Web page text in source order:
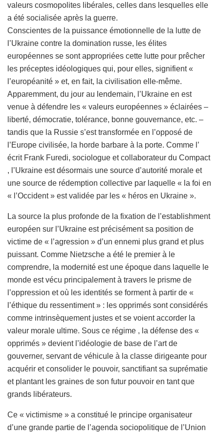
valeurs cosmopolites libérales, celles dans lesquelles elle
a été socialisée après la guerre.
Conscientes de la puissance émotionnelle de la lutte de
l’Ukraine contre la domination russe, les élites
européennes se sont appropriées cette lutte pour prêcher
les préceptes idéologiques qui, pour elles, signifient «
l’européanité » et, en fait, la civilisation elle-même.
Apparemment, du jour au lendemain, l’Ukraine en est
venue à défendre les « valeurs européennes » éclairées –
liberté, démocratie, tolérance, bonne gouvernance, etc. –
tandis que la Russie s’est transformée en l’opposé de
l’Europe civilisée, la horde barbare à la porte. Comme l’
écrit Frank Furedi, sociologue et collaborateur du Compact
, l’Ukraine est désormais une source d’autorité morale et
une source de rédemption collective par laquelle « la foi en
« l’Occident » est validée par les « héros en Ukraine ».
La source la plus profonde de la fixation de l’establishment
européen sur l’Ukraine est précisément sa position de
victime de « l’agression » d’un ennemi plus grand et plus
puissant. Comme Nietzsche a été le premier à le
comprendre, la modernité est une époque dans laquelle le
monde est vécu principalement à travers le prisme de
l’oppression et où les identités se forment à partir de «
l’éthique du ressentiment » : les opprimés sont considérés
comme intrinsèquement justes et se voient accorder la
valeur morale ultime. Sous ce régime , la défense des «
opprimés » devient l’idéologie de base de l’art de
gouverner, servant de véhicule à la classe dirigeante pour
acquérir et consolider le pouvoir, sanctifiant sa suprématie
et plantant les graines de son futur pouvoir en tant que
grands libérateurs.
Ce « victimisme » a constitué le principe organisateur
d’une grande partie de l’agenda sociopolitique de l’Union